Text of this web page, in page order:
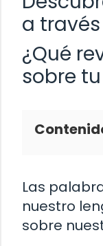
a
¿Qué
sobre
Las
nuestro
sobre